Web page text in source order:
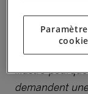
La réaction
illustre
demandent